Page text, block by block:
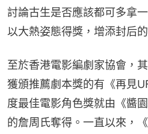
討論古生是否應該都可多拿
以大熱姿態得獎，增添封后的
至於香港電影編劇家協會，
獲頒推薦劇本獎的有《再見
度最佳電影角色獎就由《醬
的詹周氏奪得。一直以來，